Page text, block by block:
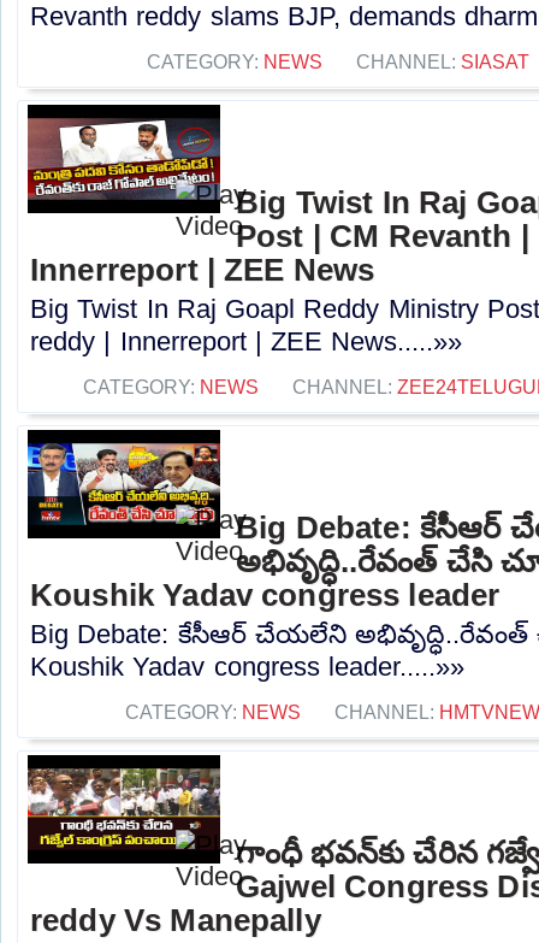
Revanth reddy slams BJP, demands
CATEGORY: NEWS CHANNEL: SIASAT
Big Twist In Raj
Post | CM Revanth
Innerreport | ZEE News
Big Twist In Raj Goapl Reddy Ministry
reddy | Innerreport | ZEE News.....»»
CATEGORY: NEWS CHANNEL:
Big Debate: కేసీఆర్
అభివృద్ధి..రేవంత్ చేసి
Koushik Yadav congress leader
Big Debate: కేసీఆర్ చేయలేని అభివృద్ధి..రేవంత్
Koushik Yadav congress leader.....»»
CATEGORY: NEWS CHANNEL:
గాంధీ భవన్⁬కు చేరిన
Gajwel Congress
reddy Vs Manepally